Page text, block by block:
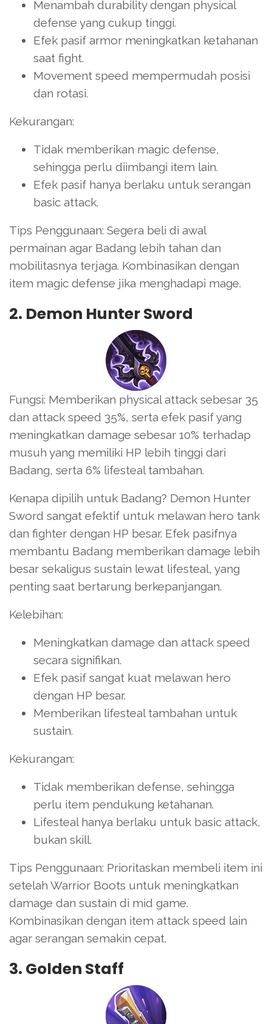
Menambah durability dengan physical
defense yang cukup tinggi.
Efek pasif armor meningkatkan ketahanan
saat fight.
Movement speed mempermudah posisi
dan rotasi.
Kekurangan:
Tidak memberikan magic defense,
sehingga perlu diimbangi item lain.
Efek pasif hanya berlaku untuk serangan
basic attack.
Tips Penggunaan: Segera beli di awal
permainan agar Badang lebih tahan dan
mobilitasnya terjaga. Kombinasikan dengan
item magic defense jika menghadapi mage.
2. Demon Hunter Sword
Fungsi: Memberikan physical attack sebesar 35
dan attack speed 35%, serta efek pasif yang
meningkatkan damage sebesar 10% terhadap
musuh yang memiliki HP lebih tinggi dari
Badang, serta 6% lifesteal tambahan.
Kenapa dipilih untuk Badang? Demon Hunter
Sword sangat efektif untuk melawan hero tank
dan fighter dengan HP besar. Efek pasifnya
membantu Badang memberikan damage lebih
besar sekaligus sustain lewat lifesteal, yang
penting saat bertarung berkepanjangan.
Kelebihan:
Meningkatkan damage dan attack speed
secara signifikan.
Efek pasif sangat kuat melawan hero
dengan HP besar.
Memberikan lifesteal tambahan untuk
sustain.
Kekurangan:
Tidak memberikan defense, sehingga
perlu item pendukung ketahanan.
Lifesteal hanya berlaku untuk basic attack,
bukan skill.
Tips Penggunaan: Prioritaskan membeli item ini
setelah Warrior Boots untuk meningkatkan
damage dan sustain di mid game.
Kombinasikan dengan item attack speed lain
agar serangan semakin cepat.
3. Golden Staff